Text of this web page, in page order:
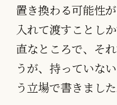
置き換わる可能性
入れて渡すことし
直なところで、そ
うが、持っていな
う立場で書きました